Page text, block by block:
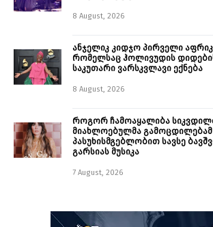
8 August, 2026
ანჯელიკ კიდჯო პირველი
რომელსაც ჰოლივუდის დიდების
საკუთარი ვარსკვლავი ექნება
8 August, 2026
როგორ ჩამოაყალიბა
მიახლოებულმა
პასუხისმგებლობით სავსე
გარსიას მუსიკა
7 August, 2026